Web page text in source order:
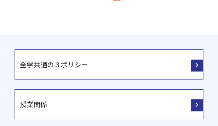
全学共通の３ポリシー
授業関係